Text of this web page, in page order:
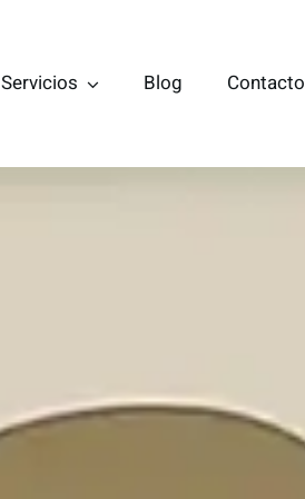
Servicios Blog Contacto